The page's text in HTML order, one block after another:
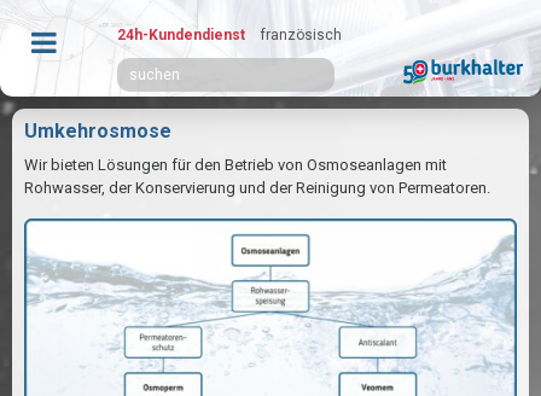
24h-Kundendienst französisch
Umkehrosmose
Wir bieten Lösungen für den Betrieb von Osmoseanlagen mit
Rohwasser, der Konservierung und der Reinigung von Permeatoren.